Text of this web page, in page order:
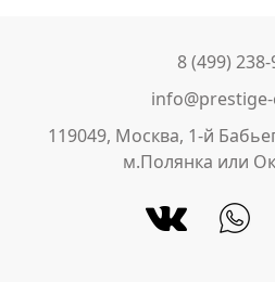
8 (499)
119049, Москва, 1-й
м.Полянка или